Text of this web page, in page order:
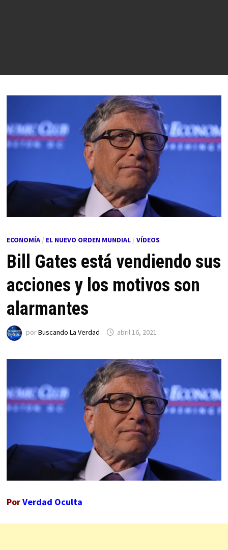
ECONOMÍA/ EL NUEVO ORDEN MUNDIAL/ VÍDEOS
Bill Gates está vendiendo sus
acciones y los motivos son
alarmantes
porBuscando La Verdad abril 16, 2021
PorVerdad Oculta